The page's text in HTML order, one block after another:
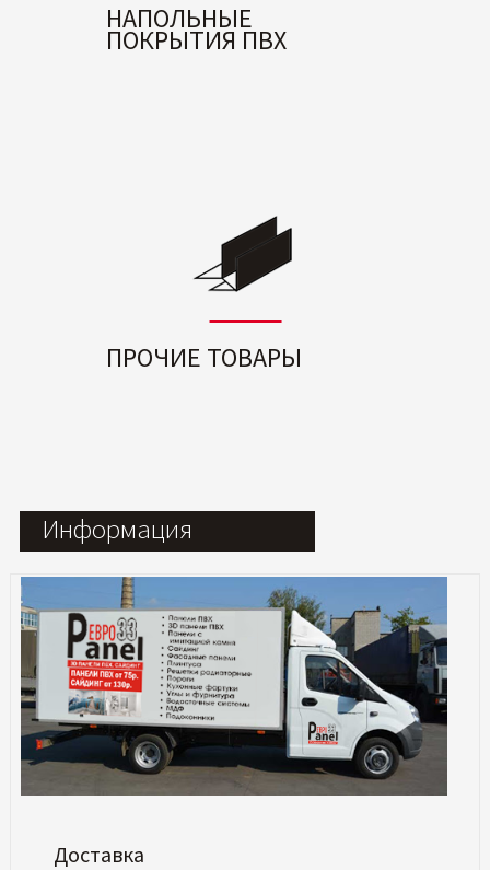
НАПОЛЬНЫЕ
ПОКРЫТИЯ ПВХ
ПРОЧИЕ ТОВАРЫ
Информация
Доставка